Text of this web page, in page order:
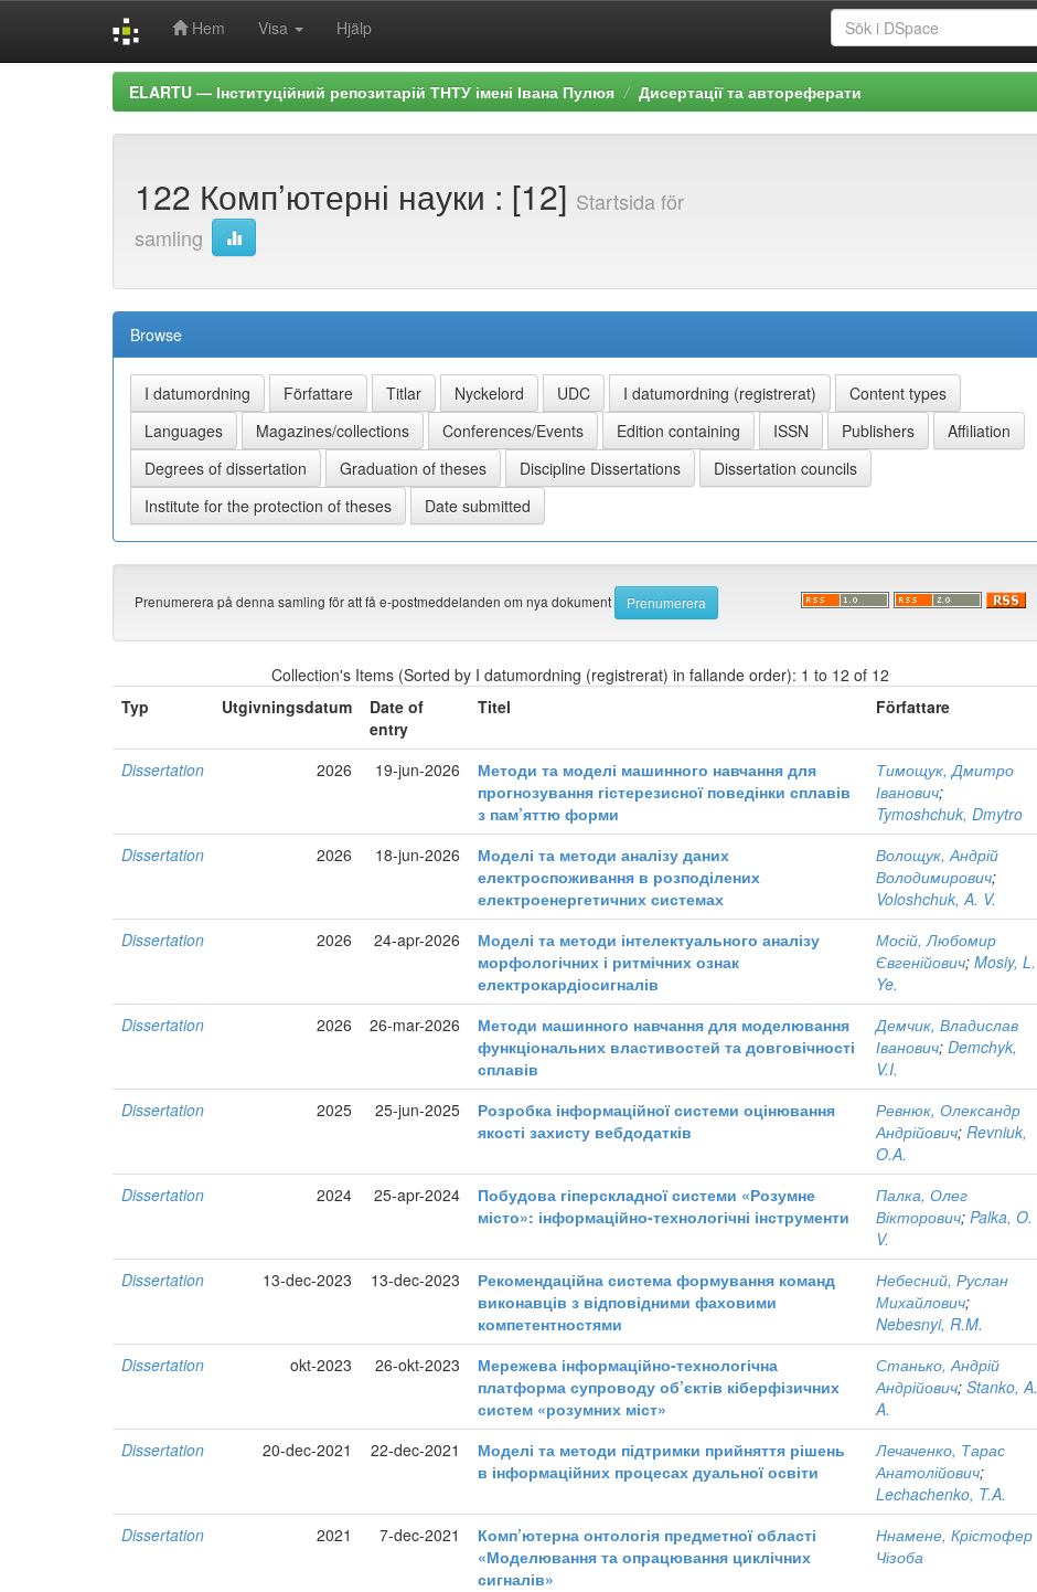
Hem Visa Hjälp
ELARTU — Інституційний репозитарій ТНТУ імені Івана Пулюя Дисертації та автореферати
122 Комп’ютерні науки : [12] Startsida för
samling
Browse
Prenumerera på denna samling för att få e-postmeddelanden om nya dokument
Collection's Items (Sorted by I datumordning (registrerat) in fallande order): 1 to 12 of 12
Typ
Utgivningsdatum
Date of
entry
Titel Författare
Dissertation 2026 19-jun-2026
Методи та моделі машинного навчання для
прогнозування гістерезисної поведінки сплавів
з пам’яттю форми
Тимощук, Дмитро
Іванович;
Tymoshchuk, Dmytro
Dissertation
2026 18-jun-2026
Моделі та методи аналізу даних
електроспоживання в розподілених
електроенергетичних системах
Волощук, Андрій
Володимирович;
Voloshchuk, A. V.
Dissertation
2026 24-apr-2026
Моделі та методи інтелектуального аналізу
морфологічних і ритмічних ознак
електрокардіосигналів
Мосій, Любомир
Євгенійович;Mosiy, L.
Ye.
Dissertation
2026 26-mar-2026
Методи машинного навчання для моделювання
функціональних властивостей та довговічності
сплавів
Демчик, Владислав
Іванович;Demchyk,
V.I.
Dissertation
2025 25-jun-2025
Розробка інформаційної системи оцінювання
якості захисту вебдодатків
Ревнюк, Олександр
Андрійович;Revniuk,
O.A.
Dissertation
2024 25-apr-2024
Побудова гіперскладної системи «Розумне
місто»: інформаційно-технологічні інструменти
Палка, Олег
Вікторович;Palka, O.
V.
Dissertation
13-dec-2023 13-dec-2023
Рекомендаційна система формування команд
виконавців з відповідними фаховими
компетентностями
Небесний, Руслан
Михайлович;
Nebesnyi, R.M.
Dissertation
okt-2023 26-okt-2023
Мережева інформаційно-технологічна
платформа супроводу об’єктів кіберфізичних
систем «розумних міст»
Станько, Андрій
Андрійович;Stanko, A.
A.
Dissertation
20-dec-2021 22-dec-2021
Моделі та методи підтримки прийняття рішень
в інформаційних процесах дуальної освіти
Лечаченко, Тарас
Анатолійович;
Lechachenko, T.A.
Dissertation
2021 7-dec-2021
Комп’ютерна онтологія предметної області
«Моделювання та опрацювання циклічних
сигналів»
Ннамене, Крістофер
Чізоба